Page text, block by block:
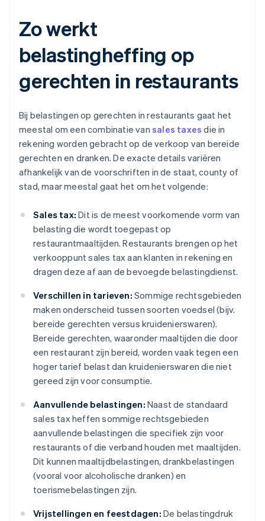
Zo werkt
belastingheffing op
gerechten in restaurants
Bij belastingen op gerechten in restaurants gaat het
meestal om een combinatie van sales taxes die in
rekening worden gebracht op de verkoop van bereide
gerechten en dranken. De exacte details variëren
afhankelijk van de voorschriften in de staat, county of
stad, maar meestal gaat het om het volgende:
Sales tax: Dit is de meest voorkomende vorm van
belasting die wordt toegepast op
restaurantmaaltijden. Restaurants brengen op het
verkooppunt sales tax aan klanten in rekening en
dragen deze af aan de bevoegde belastingdienst.
Verschillen in tarieven: Sommige rechtsgebieden
maken onderscheid tussen soorten voedsel (bijv.
bereide gerechten versus kruidenierswaren).
Bereide gerechten, waaronder maaltijden die door
een restaurant zijn bereid, worden vaak tegen een
hoger tarief belast dan kruidenierswaren die niet
gereed zijn voor consumptie.
Aanvullende belastingen: Naast de standaard
sales tax heffen sommige rechtsgebieden
aanvullende belastingen die specifiek zijn voor
restaurants of die verband houden met maaltijden.
Dit kunnen maaltijdbelastingen, drankbelastingen
(vooral voor alcoholische dranken) en
toerismebelastingen zijn.
Vrijstellingen en feestdagen: De belastingdruk